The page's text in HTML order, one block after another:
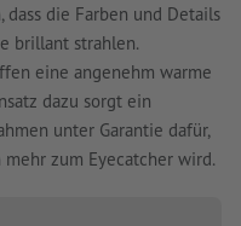
die Farben und Details
brillant strahlen.
eine angenehm warme
dazu sorgt ein
unter Garantie dafür,
zum Eyecatcher wird.